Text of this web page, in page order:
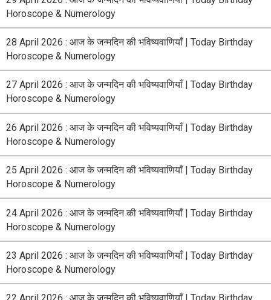
Horoscope & Numerology
28 April 2026 : आज के जन्मदिन की भविष्यवाणियाँ | Today Birthday
Horoscope & Numerology
27 April 2026 : आज के जन्मदिन की भविष्यवाणियाँ | Today Birthday
Horoscope & Numerology
26 April 2026 : आज के जन्मदिन की भविष्यवाणियाँ | Today Birthday
Horoscope & Numerology
25 April 2026 : आज के जन्मदिन की भविष्यवाणियाँ | Today Birthday
Horoscope & Numerology
24 April 2026 : आज के जन्मदिन की भविष्यवाणियाँ | Today Birthday
Horoscope & Numerology
23 April 2026 : आज के जन्मदिन की भविष्यवाणियाँ | Today Birthday
Horoscope & Numerology